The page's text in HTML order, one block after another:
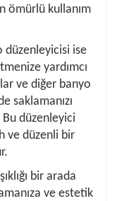
ömürlü kullanım
düzenleyicisi ise
yardımcı
ve diğer banyo
saklamanızı
düzenleyici
ve düzenli bir
bir arada
ve estetik